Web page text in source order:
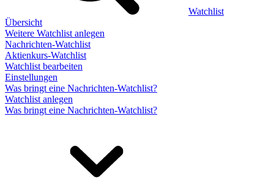
Watchlist
Übersicht
Weitere Watchlist anlegen
Nachrichten-Watchlist
Aktienkurs-Watchlist
Watchlist bearbeiten
Einstellungen
Was bringt eine Nachrichten-Watchlist?
Watchlist anlegen
Was bringt eine Nachrichten-Watchlist?